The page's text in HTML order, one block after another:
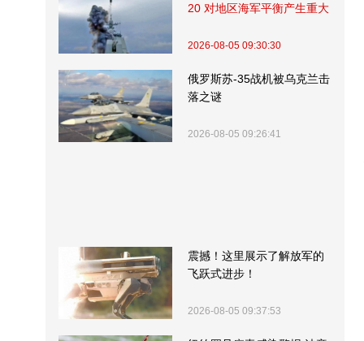
20 对地区海军平衡产生重大
2026-08-05 09:30:30
俄罗斯苏-35战机被乌克兰击
落之谜
2026-08-05 09:26:41
震撼！这里展示了解放军的
飞跃式进步！
2026-08-05 09:37:53